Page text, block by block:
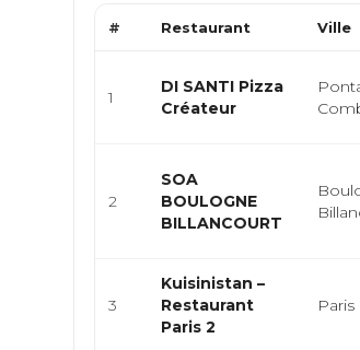
# Restaurant Ville
1
DI SANTI Pizza
Créateur
2
SOA
BOULOGNE
BILLANCOURT
3
Kuisinistan –
Restaurant
Paris 2
Paris